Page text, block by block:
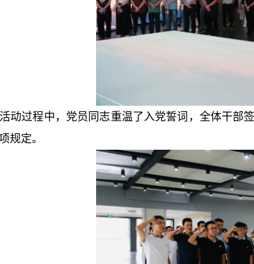
活动过程中，党员同志重温了入党誓词，全体干部
规定。